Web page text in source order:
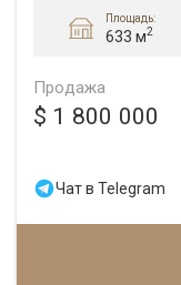
Площадь:
633 м2
Продажа
$ 1 800 000
Чат в Telegram